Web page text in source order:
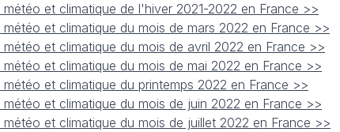
météo et climatique de l'hiver 2021-2022 en France >>
météo et climatique du mois de mars 2022 en France >>
météo et climatique du mois de avril 2022 en France >>
météo et climatique du mois de mai 2022 en France >>
météo et climatique du printemps 2022 en France >>
météo et climatique du mois de juin 2022 en France >>
météo et climatique du mois de juillet 2022 en France >>